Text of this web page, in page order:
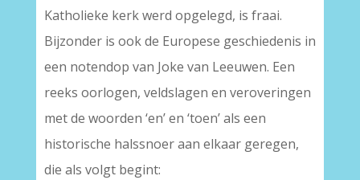
Katholieke kerk werd opgelegd, is fraai.
Bijzonder is ook de Europese geschiedenis in
een notendop van Joke van Leeuwen. Een
reeks oorlogen, veldslagen en veroveringen
met de woorden ‘en’ en ‘toen’ als een
historische halssnoer aan elkaar geregen,
die als volgt begint: